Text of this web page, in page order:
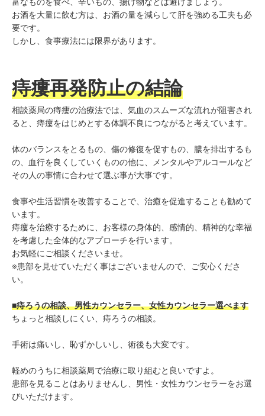
お酒を大量に飲む方は、お酒の量を減らして肝を強める工夫も必
要です。
しかし、食事療法には限界があります。
痔瘻再発防止の結論
相談薬局の痔瘻の治療法では、気血のスムーズな流れが阻害され
ると、痔瘻をはじめとする体調不良につながると考えています。
体のバランスをとるもの、傷の修復を促すもの、膿を排出するも
の、血行を良くしていくものの他に、メンタルやアルコールなど
その人の事情に合わせて選ぶ事が大事です。
食事や生活習慣を改善することで、治癒を促進することも勧めて
います。
痔瘻を治療するために、お客様の身体的、感情的、精神的な幸福
を考慮した全体的なアプローチを行います。
お気軽にご相談くださいませ。
※患部を見せていただく事はございませんので、ご安心くださ
い。
■痔ろうの相談、男性カウンセラー、女性カウンセラー選べます
ちょっと相談しにくい、痔ろうの相談。
手術は痛いし、恥ずかしいし、術後も大変です。
軽めのうちに相談薬局で治療に取り組むと良いですよ。
患部を見ることはありませんし、男性・女性カウンセラーをお選
びいただけます。